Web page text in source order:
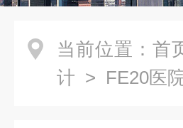
当前位置： 首
计 > FE20医